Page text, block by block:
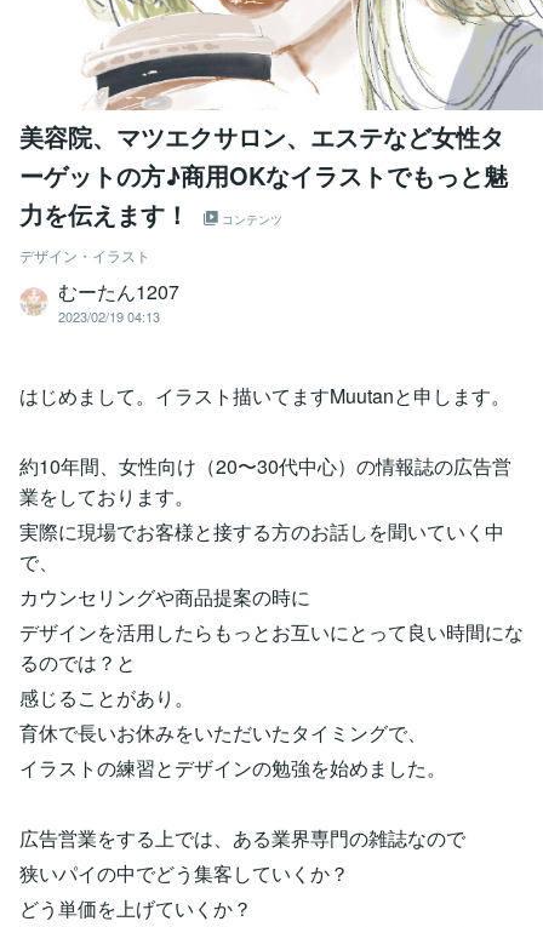
美容院、マツエクサロン、エステなど女性タ
ーゲットの方♪商用OKなイラストでもっと魅
力を伝えます！
コンテンツ
デザイン・イラスト
むーたん1207
2023/02/19 04:13
はじめまして。イラスト描いてますMuutanと申します。
約10年間、女性向け（20〜30代中心）の情報誌の広告営
業をしております。
実際に現場でお客様と接する方のお話しを聞いていく中
で、
カウンセリングや商品提案の時に
デザインを活用したらもっとお互いにとって良い時間にな
るのでは？と
感じることがあり。
育休で長いお休みをいただいたタイミングで、
イラストの練習とデザインの勉強を始めました。
広告営業をする上では、ある業界専門の雑誌なので
狭いパイの中でどう集客していくか？
どう単価を上げていくか？